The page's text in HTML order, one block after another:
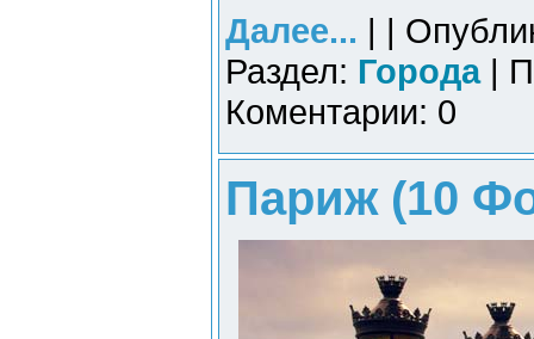
Далее... | |
Раздел: Города|
Коментарии: 0
Париж (10